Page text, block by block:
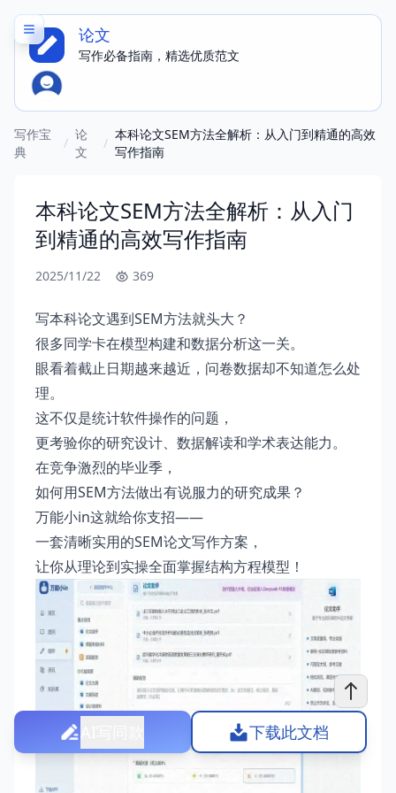
论文
写作必备指南，精选优质范文
写作宝
典
/
论
文
/
本科论文SEM方法全解析：从入门到精通的高效
写作指南
本科论文SEM方法全解析：从入门
到精通的高效写作指南
2025/11/22 369
写本科论文遇到SEM方法就头大？
很多同学卡在模型构建和数据分析这一关。
眼看着截止日期越来越近，问卷数据却不知道怎么处
理。
这不仅是统计软件操作的问题，
更考验你的研究设计、数据解读和学术表达能力。
在竞争激烈的毕业季，
如何用SEM方法做出有说服力的研究成果？
万能小in这就给你支招——
一套清晰实用的SEM论文写作方案，
让你从理论到实操全面掌握结构方程模型！
下载此文档